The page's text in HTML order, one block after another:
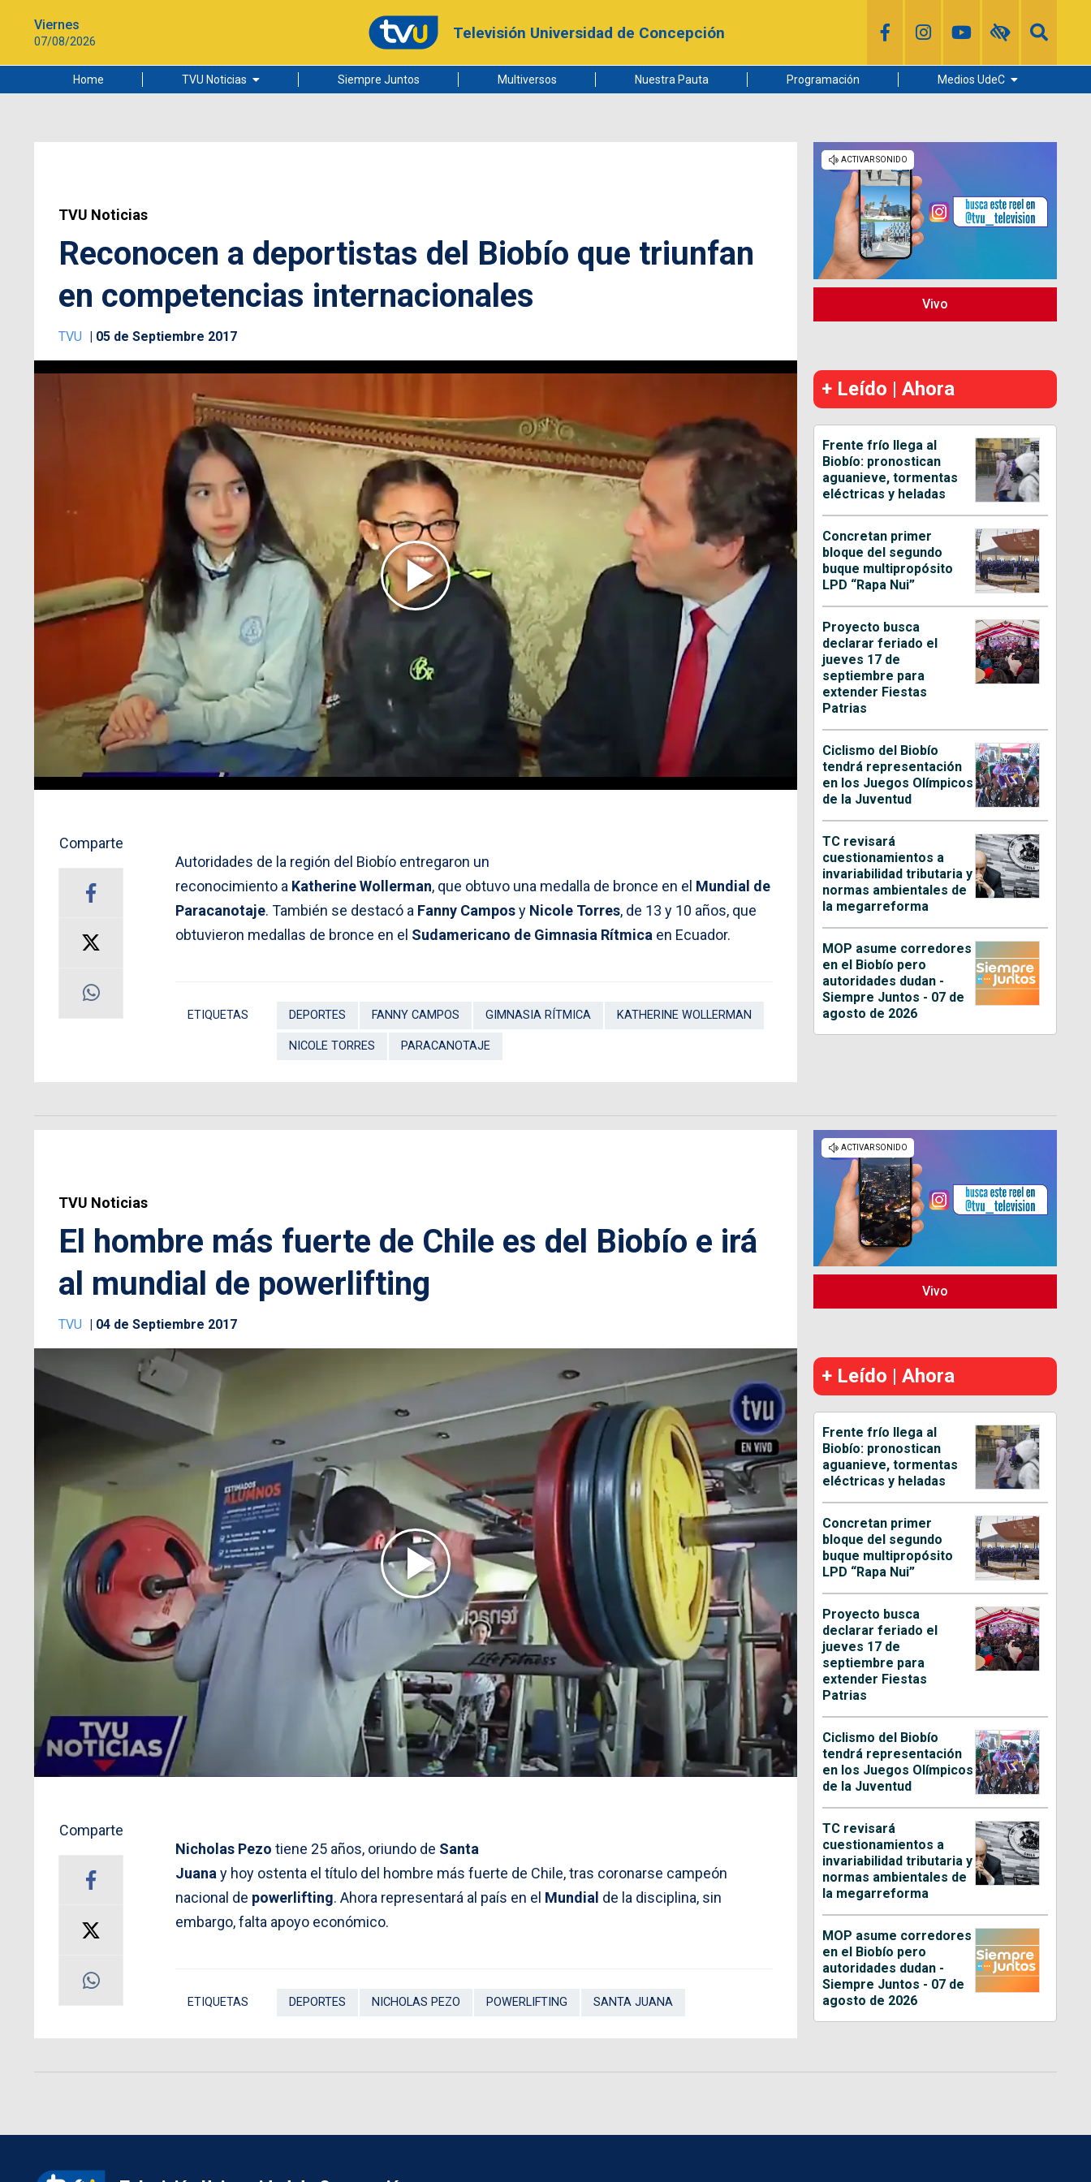
Viernes
07/08/2026 Televisión Universidad de Concepción
Home TVU Noticias
Ciudad
Siempre Juntos Multiversos Nuestra Pauta Programación Medios UdeC
Radio UdeC
Noticias UdeC
La Discusión
TVU Noticias
Reconocen a deportistas del Biobío que triunfan
en competencias internacionales
TVU 05 de Septiembre 2017
Comparte
Autoridades de la región del Biobío entregaron un
reconocimiento a Katherine Wollerman, que obtuvo una medalla de bronce en el Mundial de
Paracanotaje. También se destacó a Fanny Camposy Nicole Torres, de 13 y 10 años, que
obtuvieron medallas de bronce en el Sudamericano de Gimnasia Rítmica en Ecuador.
ETIQUETAS DEPORTES FANNY CAMPOS GIMNASIA RÍTMICA KATHERINE WOLLERMAN
NICOLE TORRES PARACANOTAJE
Vivo
+ Leído | Ahora
Frente frío llega al
Biobío: pronostican
aguanieve, tormentas
eléctricas y heladas
Concretan primer
bloque del segundo
buque multipropósito
LPD “Rapa Nui”
Proyecto busca
declarar feriado el
jueves 17 de
septiembre para
extender Fiestas
Patrias
Ciclismo del Biobío
tendrá representación
en los Juegos Olímpicos
de la Juventud
TC revisará
cuestionamientos a
invariabilidad tributaria y
normas ambientales de
la megarreforma
MOP asume corredores
en el Biobío pero
autoridades dudan -
Siempre Juntos - 07 de
agosto de 2026
TVU Noticias
El hombre más fuerte de Chile es del Biobío e irá
al mundial de powerlifting
TVU 04 de Septiembre 2017
Comparte
Nicholas Pezo tiene 25 años, oriundo de Santa
Juanay hoy ostenta el título del hombre más fuerte de Chile, tras coronarse campeón
nacional de powerlifting. Ahora representará al país en el Mundial de la disciplina, sin
embargo, falta apoyo económico.
ETIQUETAS DEPORTES NICHOLAS PEZO POWERLIFTING SANTA JUANA
Vivo
+ Leído | Ahora
Frente frío llega al
Biobío: pronostican
aguanieve, tormentas
eléctricas y heladas
Concretan primer
bloque del segundo
buque multipropósito
LPD “Rapa Nui”
Proyecto busca
declarar feriado el
jueves 17 de
septiembre para
extender Fiestas
Patrias
Ciclismo del Biobío
tendrá representación
en los Juegos Olímpicos
de la Juventud
TC revisará
cuestionamientos a
invariabilidad tributaria y
normas ambientales de
la megarreforma
MOP asume corredores
en el Biobío pero
autoridades dudan -
Siempre Juntos - 07 de
agosto de 2026